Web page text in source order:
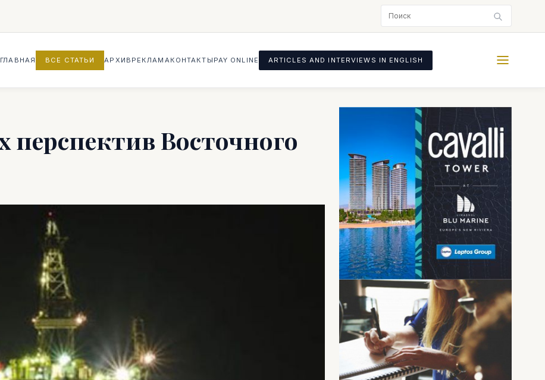
ГЛАВНАЯ ВСЕ СТАТЬИ АРХИВ РЕКЛАМА КОНТАКТЫ PAY ONLINE ARTICLES AND INTERVIEWS IN ENGLISH
перспектив Восточного